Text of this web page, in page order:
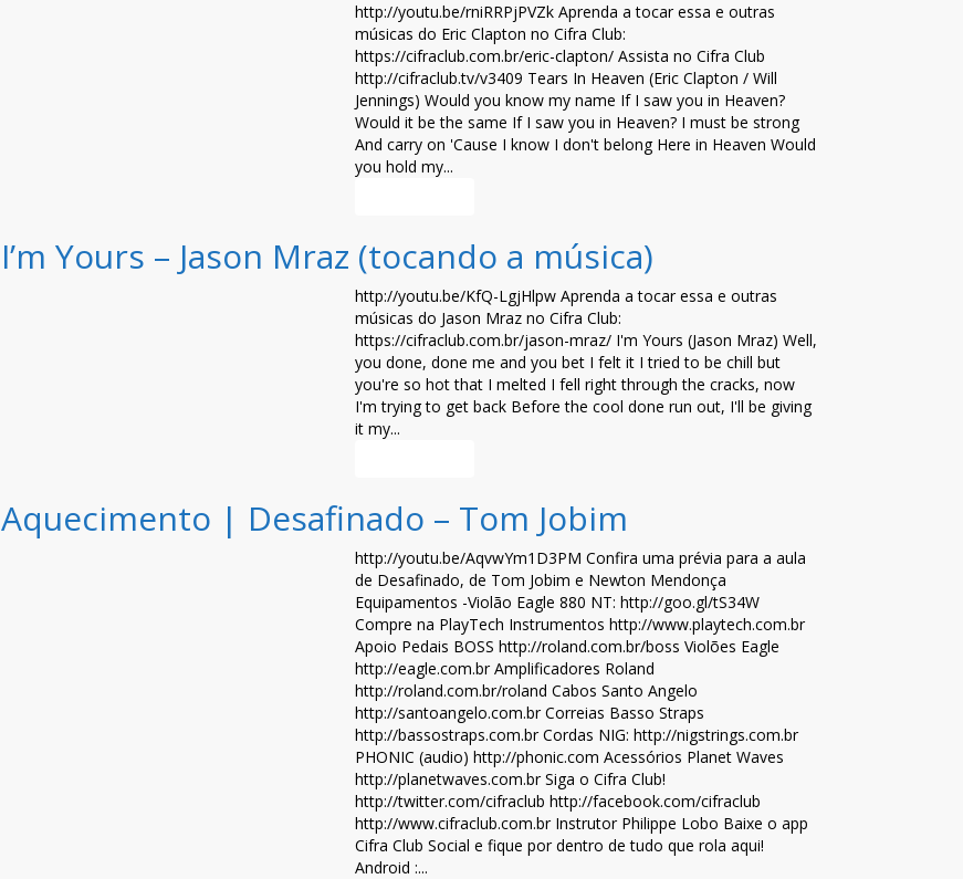
http://youtu.be/rniRRPjPVZk Aprenda a tocar essa e outras
músicas do Eric Clapton no Cifra Club:
https://cifraclub.com.br/eric-clapton/ Assista no Cifra Club
http://cifraclub.tv/v3409 Tears In Heaven (Eric Clapton / Will
Jennings) Would you know my name If I saw you in Heaven?
Would it be the same If I saw you in Heaven? I must be strong
And carry on 'Cause I know I don't belong Here in Heaven Would
you hold my...
I’m Yours – Jason Mraz (tocando a música)
http://youtu.be/KfQ-LgjHlpw Aprenda a tocar essa e outras
músicas do Jason Mraz no Cifra Club:
https://cifraclub.com.br/jason-mraz/ I'm Yours (Jason Mraz) Well,
you done, done me and you bet I felt it I tried to be chill but
you're so hot that I melted I fell right through the cracks, now
I'm trying to get back Before the cool done run out, I'll be giving
it my...
Aquecimento | Desafinado – Tom Jobim
http://youtu.be/AqvwYm1D3PM Confira uma prévia para a aula
de Desafinado, de Tom Jobim e Newton Mendonça
Equipamentos -Violão Eagle 880 NT: http://goo.gl/tS34W
Compre na PlayTech Instrumentos http://www.playtech.com.br
Apoio Pedais BOSS http://roland.com.br/boss Violões Eagle
http://eagle.com.br Amplificadores Roland
http://roland.com.br/roland Cabos Santo Angelo
http://santoangelo.com.br Correias Basso Straps
http://bassostraps.com.br Cordas NIG: http://nigstrings.com.br
PHONIC (audio) http://phonic.com Acessórios Planet Waves
http://planetwaves.com.br Siga o Cifra Club!
http://twitter.com/cifraclub http://facebook.com/cifraclub
http://www.cifraclub.com.br Instrutor Philippe Lobo Baixe o app
Cifra Club Social e fique por dentro de tudo que rola aqui!
Android :...